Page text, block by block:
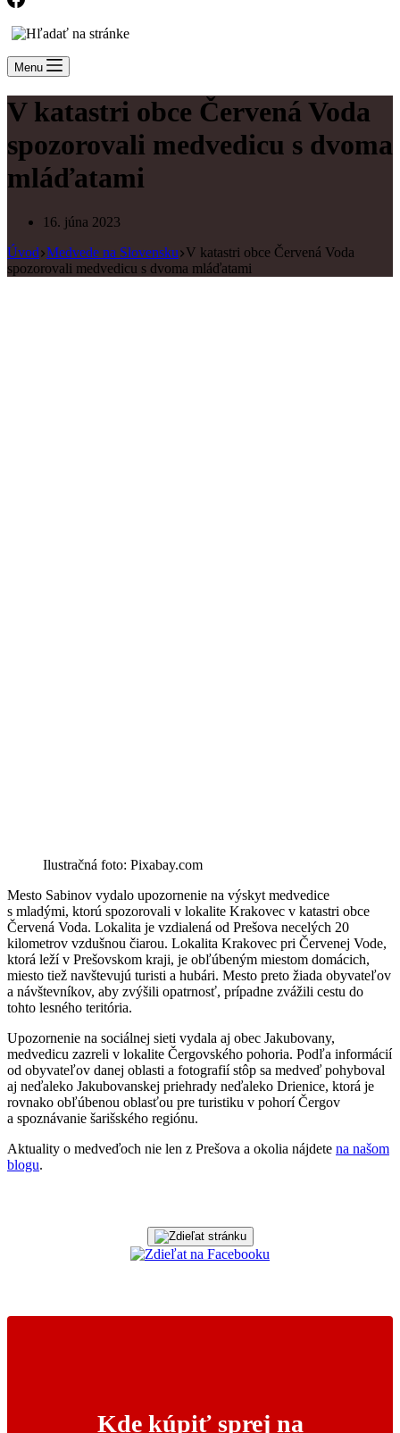
Menu
V katastri obce Červená Voda
spozorovali medvedicu s dvoma
mláďatami
16. júna 2023
Úvod Medvede na Slovensku V katastri obce Červená Voda
spozorovali medvedicu s dvoma mláďatami
Ilustračná foto: Pixabay.com
Mesto Sabinov vydalo upozornenie na výskyt medvedice
s mladými, ktorú spozorovali v lokalite Krakovec v katastri obce
Červená Voda. Lokalita je vzdialená od Prešova necelých 20
kilometrov vzdušnou čiarou. Lokalita Krakovec pri Červenej Vode,
ktorá leží v Prešovskom kraji, je obľúbeným miestom domácich,
miesto tiež navštevujú turisti a hubári. Mesto preto žiada obyvateľov
a návštevníkov, aby zvýšili opatrnosť, prípadne zvážili cestu do
tohto lesného teritória.
Upozornenie na sociálnej sieti vydala aj obec Jakubovany,
medvedicu zazreli v lokalite Čergovského pohoria. Podľa informácií
od obyvateľov danej oblasti a fotografií stôp sa medveď pohyboval
aj neďaleko Jakubovanskej priehrady neďaleko Drienice, ktorá je
rovnako obľúbenou oblasťou pre turistiku v pohorí Čergov
a spoznávanie šarišského regiónu.
Aktuality o medveďoch nie len z Prešova a okolia nájdete na našom
blogu.
Kde kúpiť sprej na